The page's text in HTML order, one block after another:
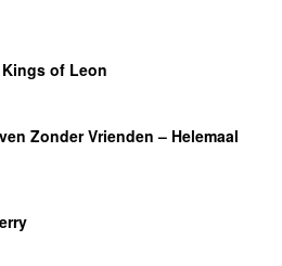
of Leon
Zonder Vrienden – Helemaal